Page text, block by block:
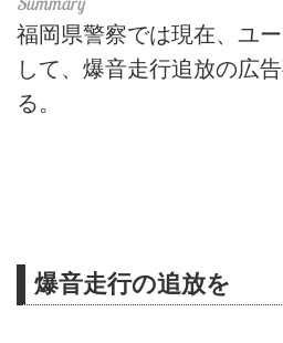
福岡県警察では現在、ユ
して、爆音走行追放の広
る。
爆音走行の追放を